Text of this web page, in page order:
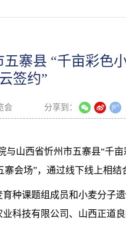
寨县 “千亩彩色
签约”
会 分享到：
山西省忻州市五寨县“千
会场”，通过线下线上相结
种课题组成员和小麦分子
科技有限公司、山西正道